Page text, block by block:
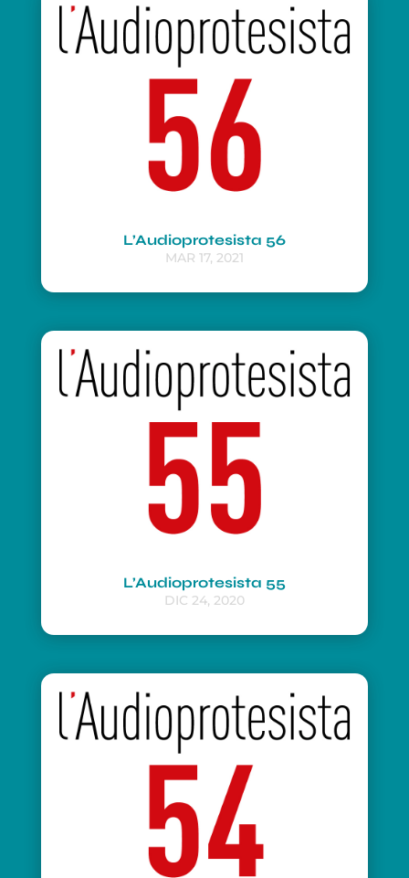
L’Audioprotesista 56
MAR 17, 2021
L’Audioprotesista 55
DIC 24, 2020